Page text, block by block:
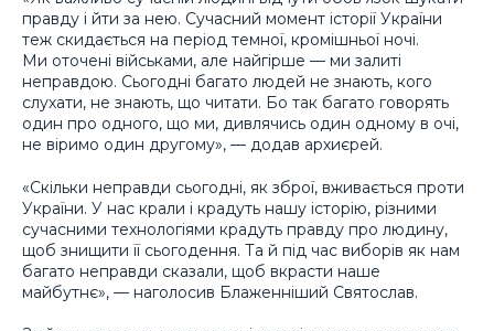
правду і йти за нею. Сучасний момент історії України
теж скидається на період темної, кромішньої ночі.
Ми оточені військами, але найгірше — ми залиті
неправдою. Сьогодні багато людей не знають, кого
слухати, не знають, що читати. Бо так багато говорять
один про одного, що ми, дивлячись один одному в очі,
не віримо один другому», — додав архиєрей.
«Скільки неправди сьогодні, як зброї, вживається проти
України. У нас крали і крадуть нашу історію, різними
сучасними технологіями крадуть правду про людину,
щоб знищити її сьогодення. Та й під час виборів як нам
багато неправди сказали, щоб вкрасти наше
майбутнє», — наголосив Блаженніший Святослав.